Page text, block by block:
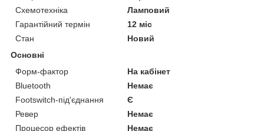
Схемотехніка
Ламповий
Гарантійний термін
12 міс
Стан
Новий
Основні
Форм-фактор
На кабінет
Bluetooth
Немає
Footswitch-під'єднання
Є
Ревер
Немає
Процесор ефектів
Немає